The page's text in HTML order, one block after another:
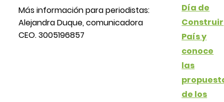
Más información para periodistas:
Alejandra Duque, comunicadora
CEO. 3005196857
Día de
Construir
País y
conoce
las
de los